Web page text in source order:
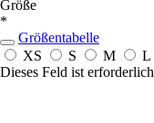
Größe
*
Größentabelle
XS
S M L
Dieses Feld ist erforderlich